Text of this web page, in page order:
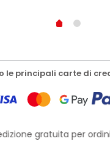
le principali carte di
gratuita per ordini